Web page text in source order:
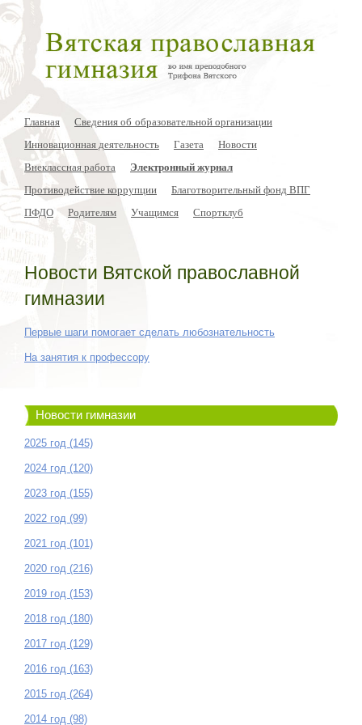
Главная
Сведения об образовательной организации
Инновационная деятельность
Газета
Новости
Внеклассная работа
Электронный журнал
Противодействие коррупции
Благотворительный фонд ВПГ
ПФДО
Родителям Учащимся Спортклуб
Новости Вятской православной
гимназии
Первые шаги помогает сделать любознательность
На занятия к профессору
Новости гимназии
2025 год (145)
2024 год (120)
2023 год (155)
2022 год (99)
2021 год (101)
2020 год (216)
2019 год (153)
2018 год (180)
2017 год (129)
2016 год (163)
2015 год (264)
2014 год (98)